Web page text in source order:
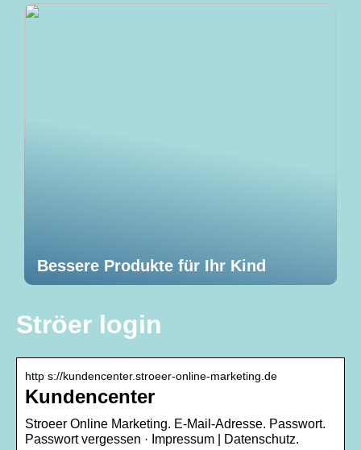
Bessere Produkte für Ihr Kind
Ströer login
http s://kundencenter.stroeer-online-marketing.de
Kundencenter
Stroeer Online Marketing. E-Mail-Adresse. Passwort.
Passwort vergessen · Impressum | Datenschutz.